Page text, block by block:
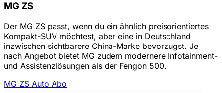
MG ZS
Der MG ZS passt, wenn du ein ähnlich preisorientiertes
Kompakt-SUV möchtest, aber eine in Deutschland
inzwischen sichtbarere China-Marke bevorzugst. Je
nach Angebot bietet MG zudem modernere Infotainment-
und Assistenzlösungen als der Fengon 500.
MG ZS Auto Abo